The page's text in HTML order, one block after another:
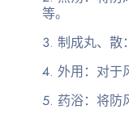
等。
制成丸、散
外用：对于
药浴：将防